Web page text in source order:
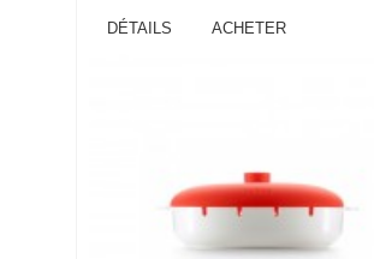
DÉTAILS ACHETER